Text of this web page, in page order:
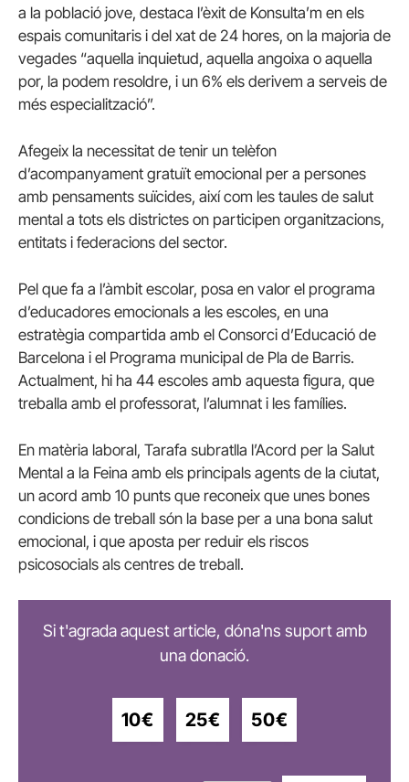
a la població jove, destaca l’èxit de Konsulta’m en els
espais comunitaris i del xat de 24 hores, on la majoria de
vegades “aquella inquietud, aquella angoixa o aquella
por, la podem resoldre, i un 6% els derivem a serveis de
més especialització”.
Afegeix la necessitat de tenir un telèfon
d’acompanyament gratuït emocional per a persones
amb pensaments suïcides, així com les taules de salut
mental a tots els districtes on participen organitzacions,
entitats i federacions del sector.
Pel que fa a l’àmbit escolar, posa en valor el programa
d’educadores emocionals a les escoles, en una
estratègia compartida amb el Consorci d’Educació de
Barcelona i el Programa municipal de Pla de Barris.
Actualment, hi ha 44 escoles amb aquesta figura, que
treballa amb el professorat, l’alumnat i les famílies.
En matèria laboral, Tarafa subratlla l’Acord per la Salut
Mental a la Feina amb els principals agents de la ciutat,
un acord amb 10 punts que reconeix que unes bones
condicions de treball són la base per a una bona salut
emocional, i que aposta per reduir els riscos
psicosocials als centres de treball.
Si t'agrada aquest article, dóna'ns suport amb
una donació.
10€ 25€ 50€